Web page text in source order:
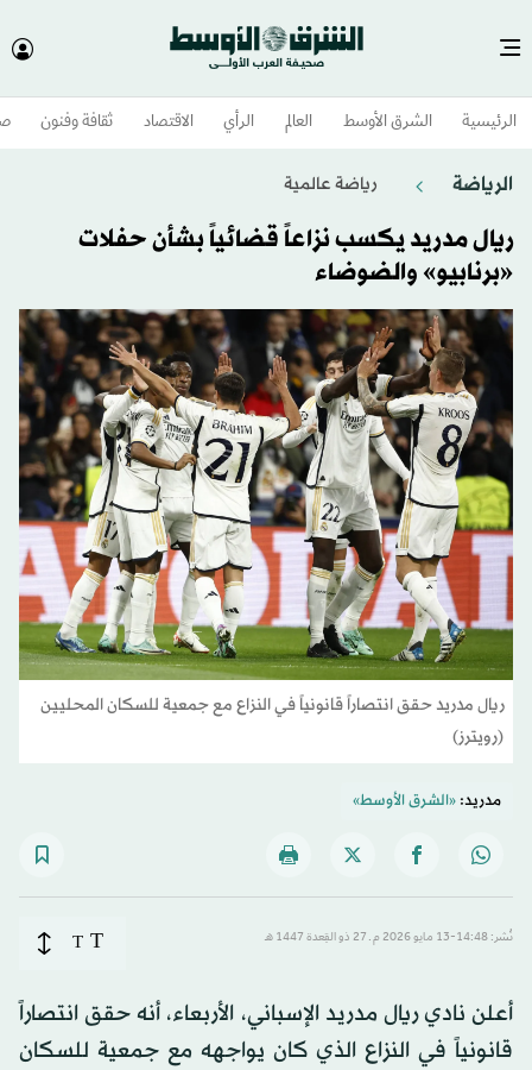
الرئيسية الشرق الأوسط​ العالم الرأي الاقتصاد ثقافة وفنون
الرياضة رياضة عالمية
ريال مدريد يكسب نزاعاً قضائياً بشأن حفلات
«برنابيو» والضوضاء
ريال مدريد حقق انتصاراً قانونياً في النزاع مع جمعية للسكان المحليين
(رويترز)
مدريد:«الشرق الأوسط»
نُشر: 14:48-13 مايو 2026 م ـ 27 ذو القِعدة 1447 هـ T
T
أعلن نادي ريال مدريد الإسباني، الأربعاء، أنه حقق انتصاراً
قانونياً في النزاع الذي كان يواجهه مع جمعية للسكان